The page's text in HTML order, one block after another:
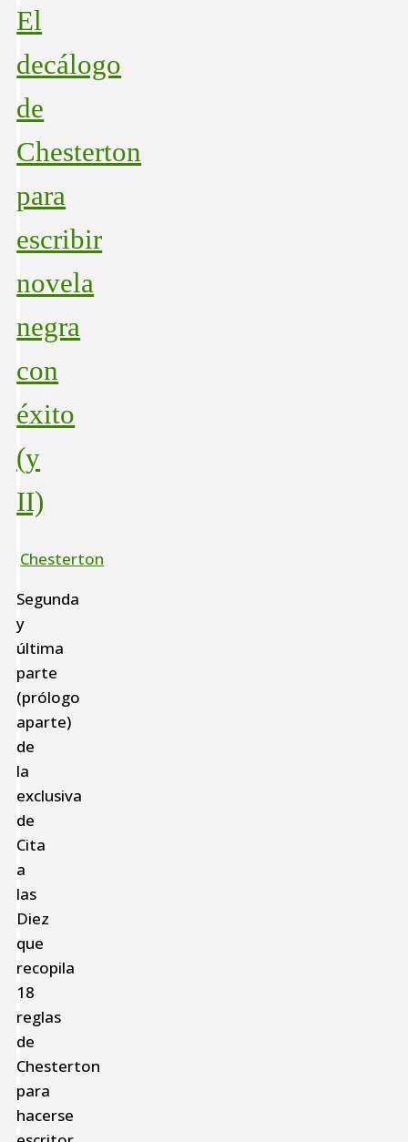
El
decálogo
de
Chesterton
para
escribir
novela
negra
con
éxito
(y
II)
Chesterton
Segunda
y
última
parte
(prólogo
aparte)
de
la
exclusiva
de
Cita
a
las
Diez
que
recopila
18
reglas
de
Chesterton
para
hacerse